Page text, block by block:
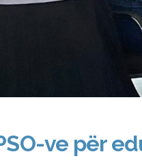
ve për